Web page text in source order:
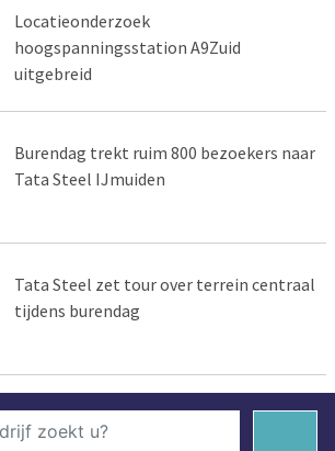
Locatieonderzoek
hoogspanningsstation A9Zuid
uitgebreid
Burendag trekt ruim 800 bezoekers naar
Tata Steel IJmuiden
Tata Steel zet tour over terrein centraal
tijdens burendag